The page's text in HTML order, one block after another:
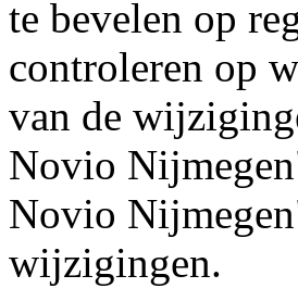
te bevelen op
controleren op
van de
Novio
Novio
wijzigingen.